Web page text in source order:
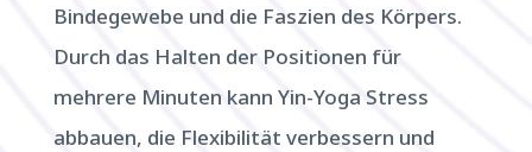
Bindegewebe und die Faszien des Körpers.
Durch das Halten der Positionen für
mehrere Minuten kann Yin-Yoga Stress
abbauen, die Flexibilität verbessern und